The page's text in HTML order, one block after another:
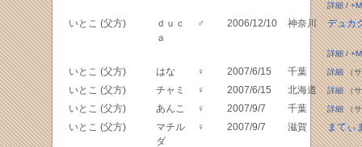
詳細/
いとこ (父方)
ｄｕｃ
ａ
♂ 2006/12/10 神奈川 デュカ
詳細/
いとこ (父方) はな ♀ 2007/6/15 千葉 詳細（サ
いとこ (父方) チャミ ♀ 2007/6/15 北海道 詳細（サ
いとこ (父方) あんこ ♀ 2007/9/7 千葉 詳細（サ
いとこ (父方)
マチル
ダ
♀ 2007/9/7 滋賀 まてぃ